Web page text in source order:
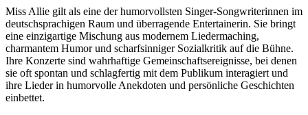
Miss Allie gilt als eine der humorvollsten Singer-Songwriterinnen im
deutschsprachigen Raum und überragende Entertainerin. Sie bringt
eine einzigartige Mischung aus modernem Liedermaching,
charmantem Humor und scharfsinniger Sozialkritik auf die Bühne.
Ihre Konzerte sind wahrhaftige Gemeinschaftsereignisse, bei denen
sie oft spontan und schlagfertig mit dem Publikum interagiert und
ihre Lieder in humorvolle Anekdoten und persönliche Geschichten
einbettet.